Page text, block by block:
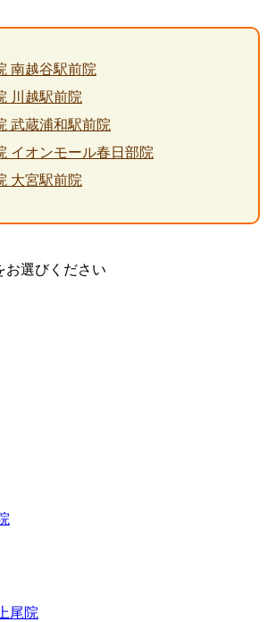
南越谷駅前院
川越駅前院
武蔵浦和駅前院
イオンモール春日部院
大宮駅前院
お選びください
尾院